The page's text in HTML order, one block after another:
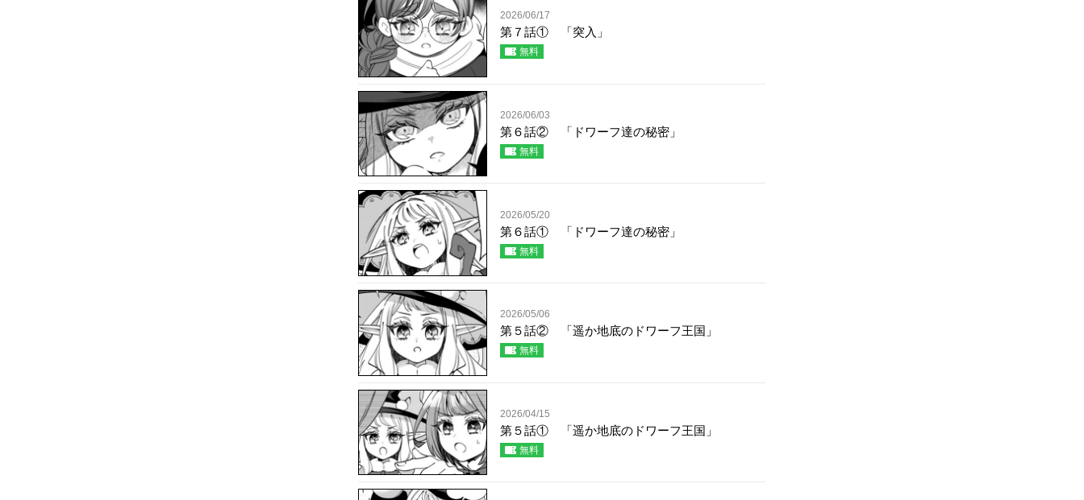
2026/06/17
第７話① 「突入」
無料
2026/06/03
第６話② 「ドワーフ達の秘密」
無料
2026/05/20
第６話① 「ドワーフ達の秘密」
無料
2026/05/06
第５話② 「遥か地底のドワーフ王国」
無料
2026/04/15
第５話① 「遥か地底のドワーフ王国」
無料